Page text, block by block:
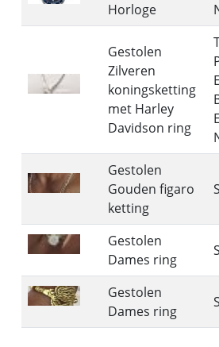
Horloge
Gestolen
Zilveren
koningsketting
met Harley
Davidson ring
Gestolen
Gouden figaro
ketting
Gestolen
Dames ring
Gestolen
Dames ring